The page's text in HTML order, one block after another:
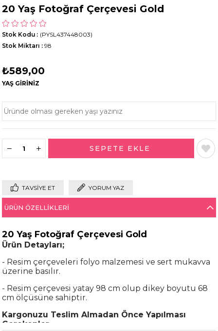
20 Yaş Fotoğraf Çerçevesi Gold
(PYSL437448003)
Stok Kodu
Stok Miktarı : 98
₺589,00
YAŞ GİRİNİZ
TAVSIYE ET YORUM YAZ
ÜRÜN ÖZELLIKLERI
20 Yaş Fotoğraf Çerçevesi Gold
Ürün Detayları;
- Resim çerçeveleri folyo malzemesi ve sert mukavva
üzerine basılır.
- Resim çerçevesi yatay 98 cm olup dikey boyutu 68
cm ölçüsüne sahiptir.
Kargonuzu Teslim Almadan Önce Yapılması
Gerekenler